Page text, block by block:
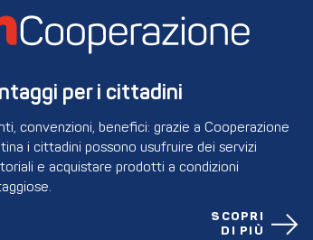
per i cittadini
convenzioni, benefici: grazie a Cooperazione
i cittadini possono usufruire dei servizi
e acquistare prodotti a condizioni
SCOPRI
DI PIÙ